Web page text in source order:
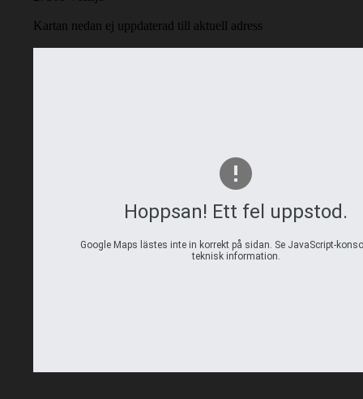
Kartan nedan ej uppdaterad till aktuell adress
Hoppsan! Ett fel uppstod.
Google Maps lästes inte in korrekt på sidan. Se JavaScript-
teknisk information.